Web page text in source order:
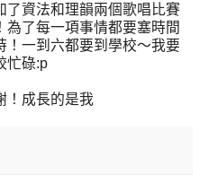
了資法和理韻兩個歌唱比賽
了每一項事情都要塞時間
！一到六都要到學校～我要
忙碌:p
！成長的是我